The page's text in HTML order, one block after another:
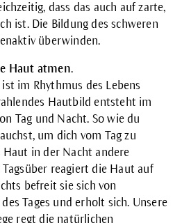
dass das auch auf zarte,
ist. Die Bildung des schweren
überwinden.
Haut atmen.
im Rhythmus des Lebens
Hautbild entsteht im
Tag und Nacht. So wie du
um dich vom Tag zu
in der Nacht andere
Tagsüber reagiert die Haut auf
befreit sie sich von
Tages und erholt sich. Unsere
regt die natürlichen